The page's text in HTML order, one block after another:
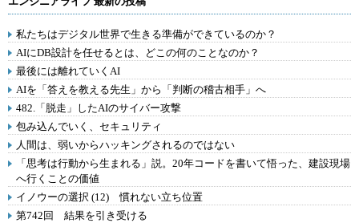
私たちはデジタル世界で生きる準備ができているのか？
AIにDB設計を任せるとは、どこの何のことなのか？
最後には離れていくAI
AIを「答えを教える先生」から「判断の稽古相手」へ
482.「脱走」したAIのサイバー攻撃
包み込んでいく、セキュリティ
人間は、弱いからハッキングされるのではない
「思考は行動から生まれる」説。20年コードを書いて悟った、建設現場
へ行くことの価値
イノウーの選択 (12) 慣れない立ち位置
第742回 結果を引き受ける